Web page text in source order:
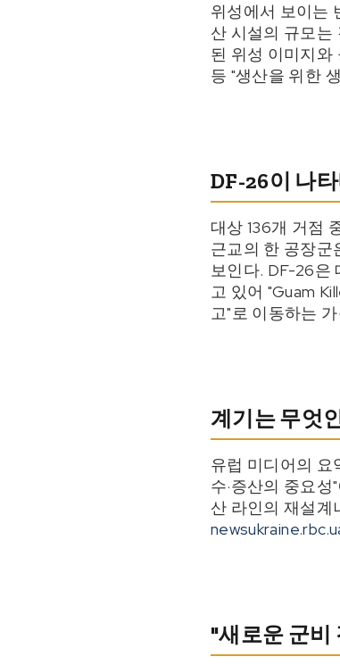
위성에서 보이는
산 시설의 규모는
된 위성 이미지와
등 "생산을 위한
DF-26이 나
대상 136개 거점
근교의 한 공장
보인다. DF-26은
고 있어 "Guam
고"로 이동하는
계기는 무엇
유럽 미디어의 요
수·증산의 중요
산 라인의 재설계
"새로운 군비